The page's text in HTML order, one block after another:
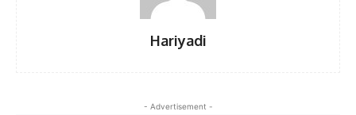
Hariyadi
- Advertisement -